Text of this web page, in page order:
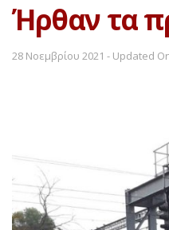
Ήρθαν τα
28 Νοεμβρίου 2021 - Updated